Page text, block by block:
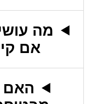
מה
אם
האם